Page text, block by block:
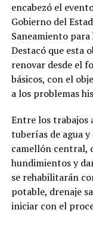
encabezó el
Gobierno del
Saneamiento
Destacó que esta
renovar desde el
básicos, con el
a los problemas
Entre los trabajos
tuberías de agua
camellón central,
hundimientos y
se rehabilitarán
potable, drenaje
iniciar con el